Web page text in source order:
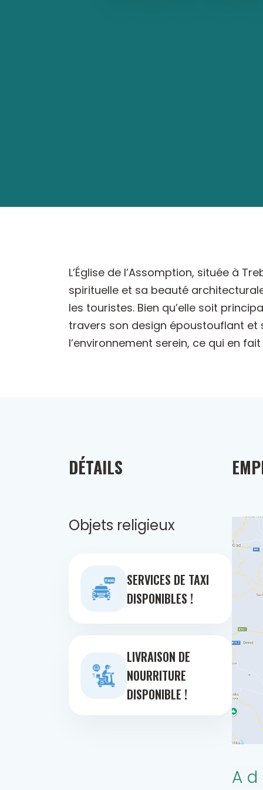
L’Église de l’Assomption, située à
spirituelle et sa beauté
les touristes. Bien qu’elle soit
travers son design époustouflant et
l’environnement serein, ce qui en
DÉTAILS
Objets religieux
SERVICES DE TAXI
DISPONIBLES !
LIVRAISON DE
NOURRITURE
DISPONIBLE !